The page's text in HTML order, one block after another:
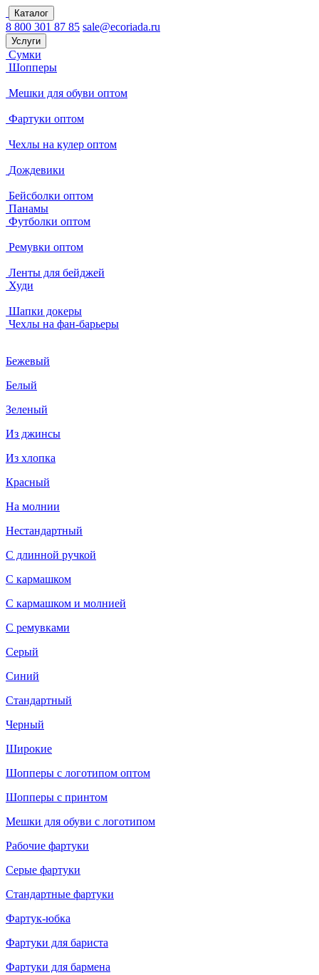
Каталог
8 800 301 87 85 sale@ecoriada.ru
Услуги
Сумки
Шопперы
Мешки для обуви оптом
Фартуки оптом
Чехлы на кулер оптом
Дождевики
Бейсболки оптом
Панамы
Футболки оптом
Ремувки оптом
Ленты для бейджей
Худи
Шапки докеры
Чехлы на фан-барьеры
Бежевый
Белый
Зеленый
Из джинсы
Из хлопка
Красный
На молнии
Нестандартный
С длинной ручкой
С кармашком
С кармашком и молнией
С ремувками
Серый
Синий
Стандартный
Черный
Широкие
Шопперы с логотипом оптом
Шопперы с принтом
Мешки для обуви с логотипом
Рабочие фартуки
Серые фартуки
Стандартные фартуки
Фартук-юбка
Фартуки для бариста
Фартуки для бармена